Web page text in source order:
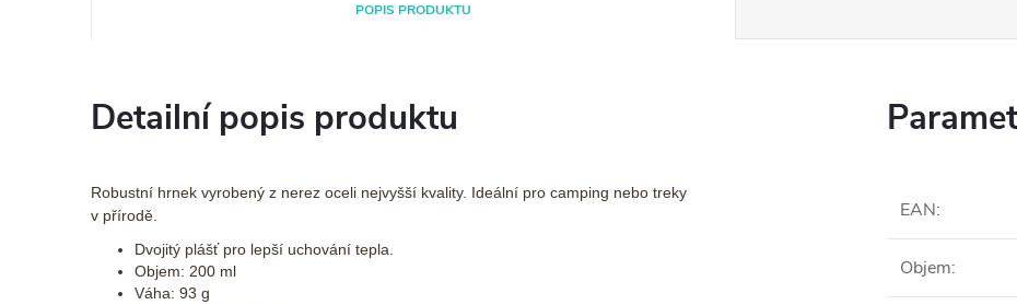
POPIS PRODUKTU
Detailní popis produktu
Robustní hrnek vyrobený z nerez oceli nejvyšší kvality. Ideální pro camping nebo treky
v přírodě.
Dvojitý plášť pro lepší uchování tepla.
Objem: 200 ml
Váha: 93 g
EAN:
Objem: